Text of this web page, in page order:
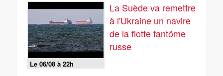
Le 06/08 à 22h
La Suède va remettre
à l'Ukraine un navire
de la flotte fantôme
russe